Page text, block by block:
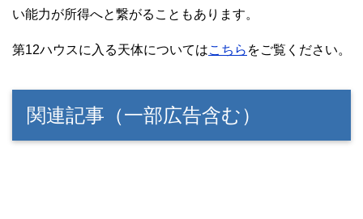
い能力が所得へと繋がることもあります。
第12ハウスに入る天体についてはこちら をご覧ください。
関連記事（一部広告含む）